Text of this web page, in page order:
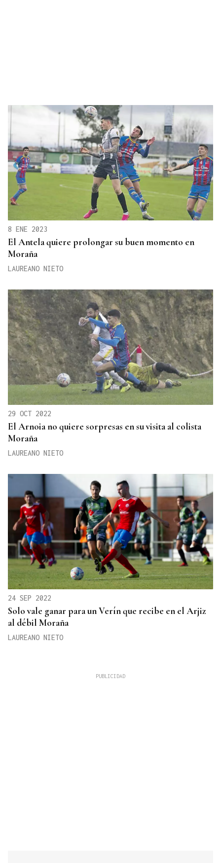
8 ENE 2023
El Antela quiere prolongar su buen momento en
Moraña
LAUREANO NIETO
29 OCT 2022
El Arnoia no quiere sorpresas en su visita al colista
Moraña
LAUREANO NIETO
24 SEP 2022
Solo vale ganar para un Verín que recibe en el Arjiz
al débil Moraña
LAUREANO NIETO